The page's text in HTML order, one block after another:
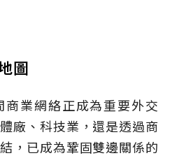
圖
業網絡正成為重要外交
廠、科技業，還是透過商
，已成為鞏固雙邊關係的